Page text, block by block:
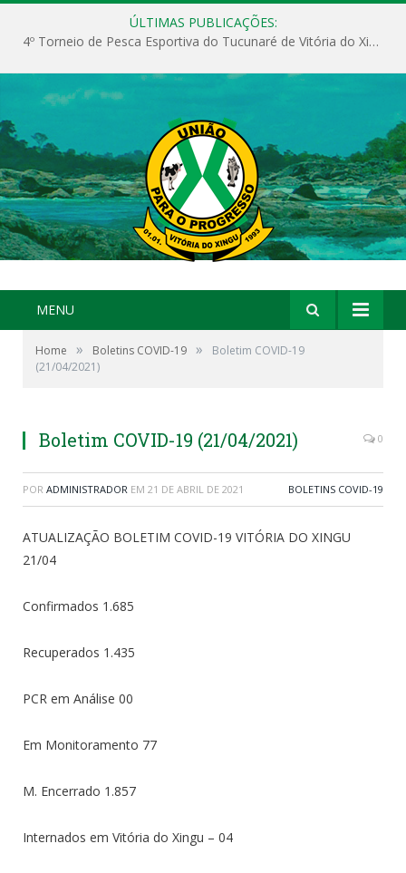
ÚLTIMAS PUBLICAÇÕES:
4º Torneio de Pesca Esportiva do Tucunaré de Vitória do Xingu
MENU
Home » Boletins COVID-19 »
Boletim COVID-19
(21/04/2021)
Boletim COVID-19 (21/04/2021) 0
POR ADMINISTRADOR EM 21 DE ABRIL DE 2021 BOLETINS COVID-19
ATUALIZAÇÃO BOLETIM COVID-19 VITÓRIA DO XINGU
21/04
Confirmados 1.685
Recuperados 1.435
PCR em Análise 00
Em Monitoramento 77
M. Encerrado 1.857
Internados em Vitória do Xingu – 04